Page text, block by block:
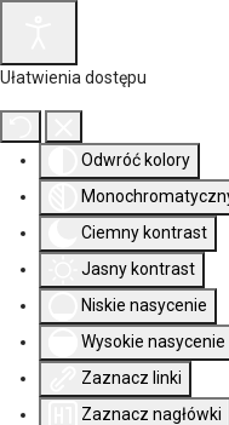
Ułatwienia dostępu
Odwróć kolory
Ciemny kontrast
Jasny kontrast
Niskie nasycenie
Wysokie nasycenie
Zaznacz linki
Zaznacz nagłówki